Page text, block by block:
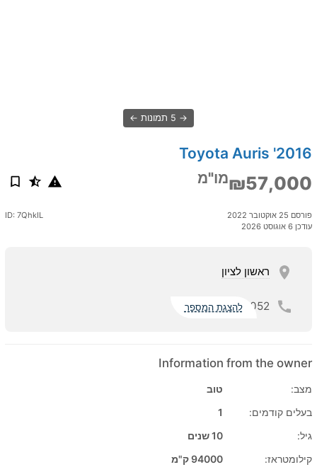
5 תמונות
2016' Toyota Auris
₪57,000מו"מ
פורסם 25 אוקטובר 2022
עודכן 6 אוגוסט 2026
ID: 7QhkIL
ראשון לציון
052 להצגת המספר
Information from the owner
מצב:
טוב
בעלים קודמים:
1
גיל:
10 שנים
קילומטראז:
94000 ק"מ